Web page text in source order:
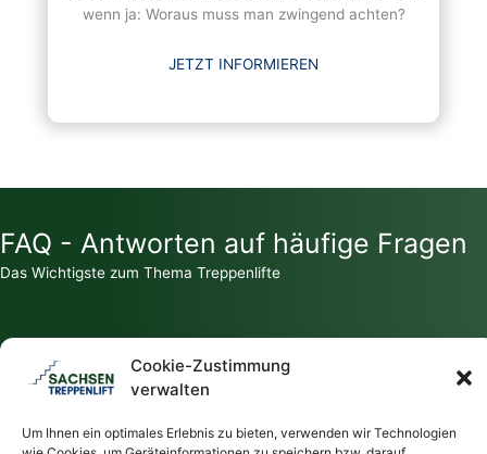
Cookie-Zustimmung
verwalten
Um Ihnen ein optimales Erlebnis zu bieten, verwenden wir Technologien
wenn ja: Woraus muss man zwingend achten?
JETZT INFORMIEREN
FAQ - Antworten auf häufige Fragen
Das Wichtigste zum Thema Treppenlifte